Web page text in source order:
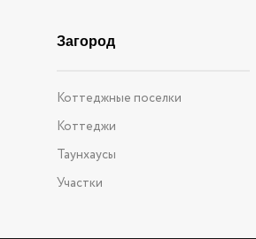
Загород
Коттеджные поселки
Коттеджи
Таунхаусы
Участки